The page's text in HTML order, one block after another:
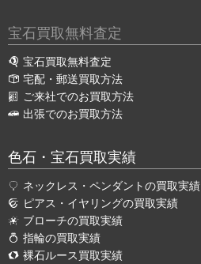
宝石買取無料査定
宝石買取無料査定
宅配・郵送買取方法
ご来社でのお買取方法
出張でのお買取方法
色石・宝石買取実績
ネックレス・ペンダントの買取実績
ピアス・イヤリングの買取実績
ブローチの買取実績
指輪の買取実績
裸石ルース買取実績